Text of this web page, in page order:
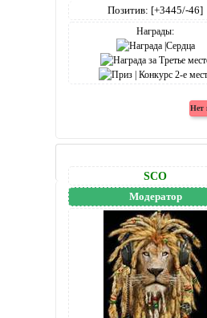
Позитив: [+3445/-46]
Награды:
SCO
Модератор